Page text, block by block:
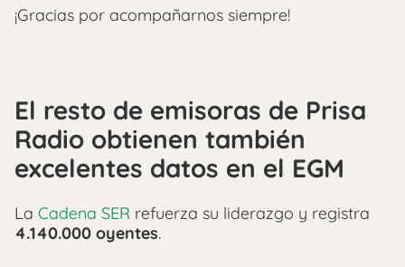
¡Gracias por acompañarnos siempre!
El resto de emisoras de Prisa
Radio obtienen también
excelentes datos en el EGM
La Cadena SER refuerza su liderazgo y registra
4.140.000 oyentes.